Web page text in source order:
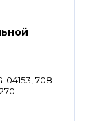
04153, 708-